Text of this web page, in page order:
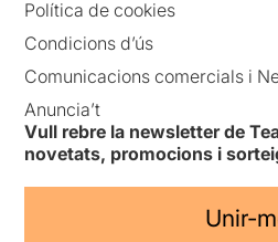
Política de cookies
Condicions d’ús
Comunicacions comercials i
Anuncia’t
Vull rebre la newsletter de
novetats, promocions i
Unir-